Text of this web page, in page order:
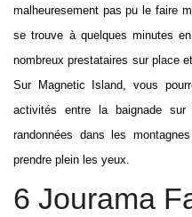
malheuresement pas pu le faire
se trouve à quelques minutes
nombreux prestataires sur place
Sur Magnetic Island, vous
activités entre la baignade
randonnées dans les
prendre plein les yeux.
6 Jourama